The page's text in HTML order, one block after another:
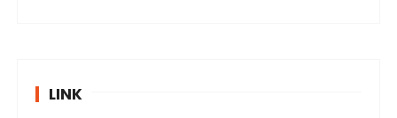
LINK